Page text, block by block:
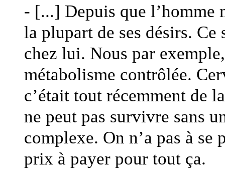
- [...] Depuis que
la plupart de ses désirs.
chez lui. Nous par
métabolisme contrôlée.
c’était tout récemment de
ne peut pas survivre sans
complexe. On n’a pas à
prix à payer pour tout ça.